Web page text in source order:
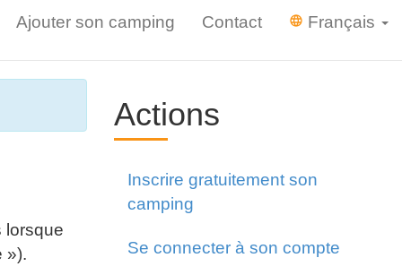
Ajouter son camping Contact Français
lorsque
»).
Actions
Inscrire gratuitement son
camping
Se connecter à son compte